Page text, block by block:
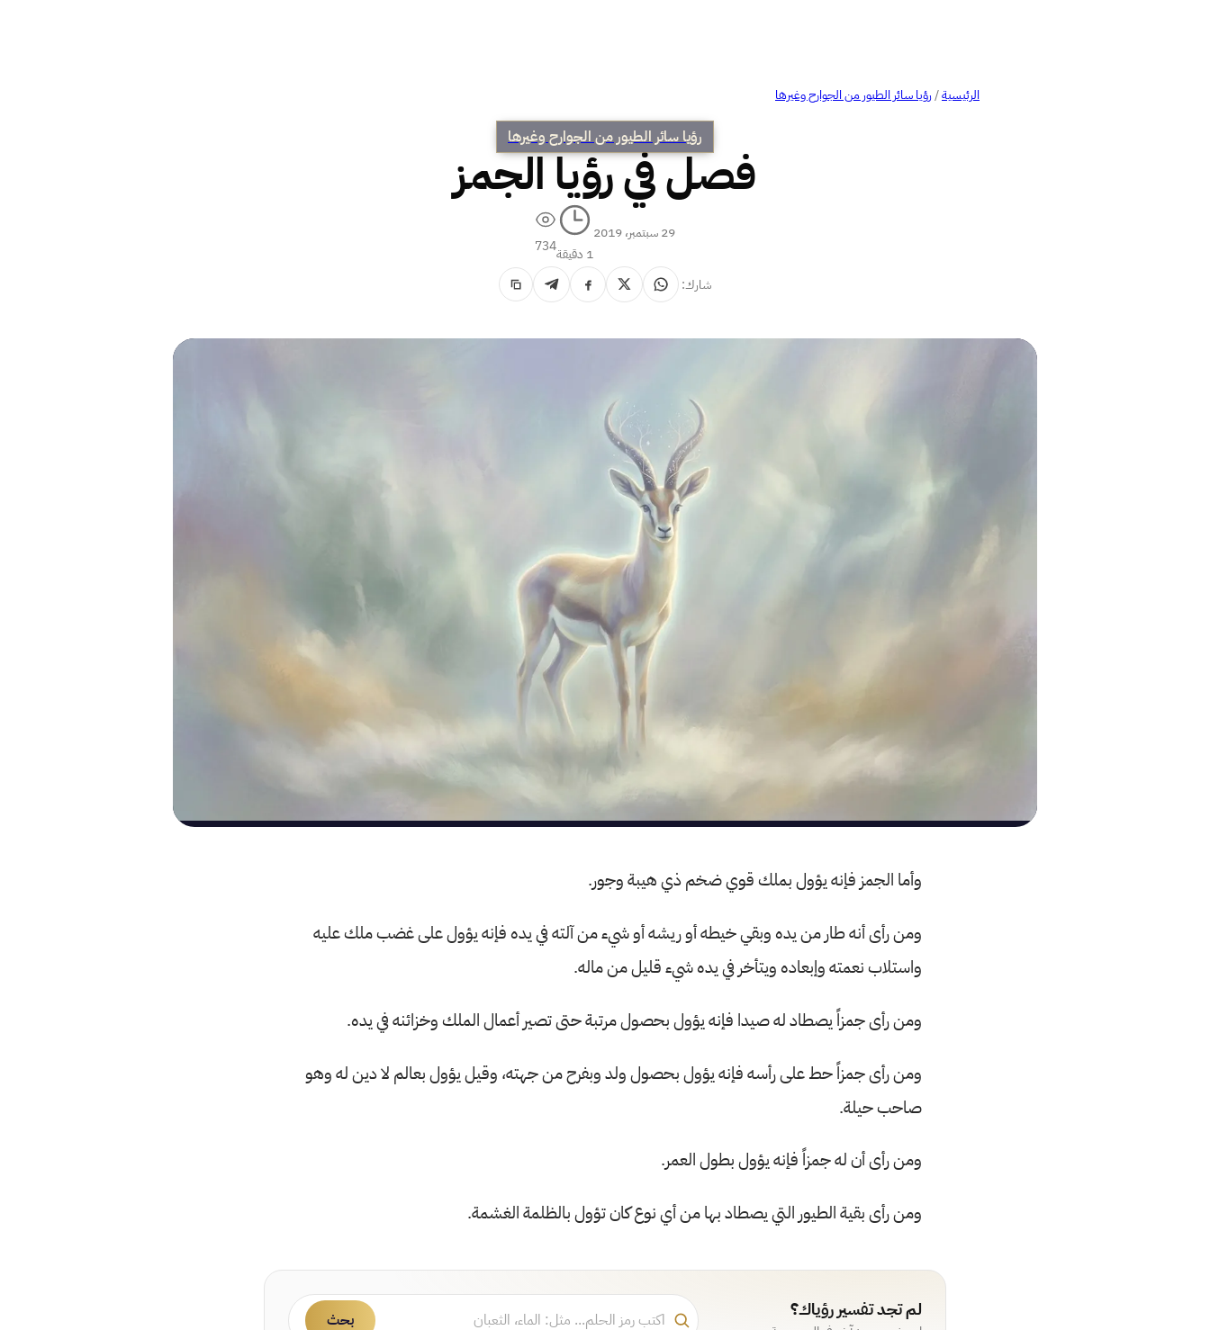
الرئيسية/رؤيا سائر الطيور من الجوارح وغيرها
رؤيا سائر الطيور من الجوارح وغيرها
فصل في رؤيا الجمز
29 سبتمبر، 2019
1 دقيقة
734
شارك:
وأما الجمز فإنه يؤول بملك قوي ضخم ذي هيبة وجور.
ومن رأى أنه طار من يده وبقي خيطه أو ريشه أو شيء من آلته في يده فإنه يؤول على غضب ملك عليه
واستلاب نعمته وإبعاده ويتأخر في يده شيء قليل من ماله.
ومن رأى جمزاً يصطاد له صيدا فإنه يؤول بحصول مرتبة حتى تصير أعمال الملك وخزائنه في يده.
ومن رأى جمزاً حط على رأسه فإنه يؤول بحصول ولد وبفرح من جهته، وقيل يؤول بعالم لا دين له وهو
صاحب حيلة.
ومن رأى أن له جمزاً فإنه يؤول بطول العمر.
ومن رأى بقية الطيور التي يصطاد بها من أي نوع كان تؤول بالظلمة الغشمة.
لم تجد تفسير رؤياك؟ بحث